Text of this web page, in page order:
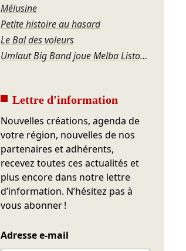
Mélusine
Petite histoire au hasard
Le Bal des voleurs
Umlaut Big Band joue Melba Liston – Grandma’s Dance
Lettre d'information
Nouvelles créations, agenda de
votre région, nouvelles de nos
partenaires et adhérents,
recevez toutes ces actualités et
plus encore dans notre lettre
d’information. N’hésitez pas à
vous abonner !
Adresse e-mail